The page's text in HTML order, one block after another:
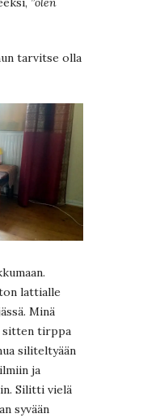
tarvitse olla
lattialle
Minä
sitten tirppa
siliteltyään
ja
Silitti vielä
syvään